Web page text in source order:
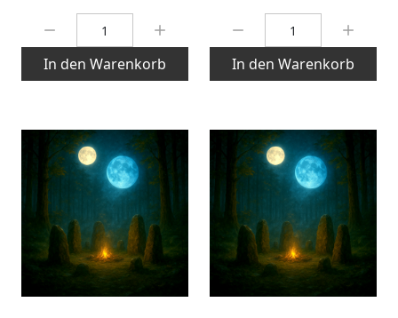
In den Warenkorb In den Warenkorb